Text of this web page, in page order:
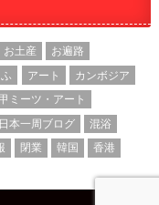
お土産
お遍路
アート
カンボジア
ミーツ・アート
日本一周ブログ
混浴
閉業 韓国 香港